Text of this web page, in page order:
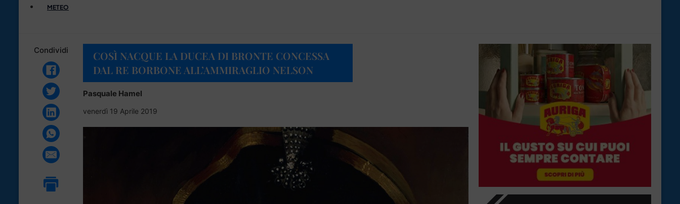
METEO
Condividi
COSÌ NACQUE LA DUCEA DI BRONTE CONCESSA
DAL RE BORBONE ALL’AMMIRAGLIO NELSON
Pasquale Hamel
venerdì 19 Aprile 2019